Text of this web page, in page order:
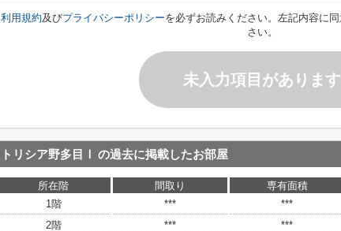
利用規約及びプライバシーポリシーを必ずお読みください。左記内容に
さい。
未入力項目があります
トリシア野多目Ⅰ の過去に掲載したお部屋
所在階 間取り 専有面積
1階
*** ***
2階
*** ***